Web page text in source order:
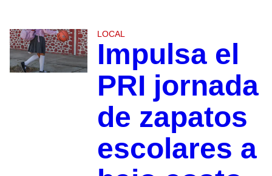
LOCAL
Impulsa el
PRI jornada
de zapatos
escolares a